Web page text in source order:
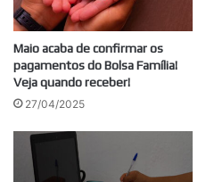
Maio acaba de confirmar os
pagamentos do Bolsa Família!
Veja quando receber!
27/04/2025